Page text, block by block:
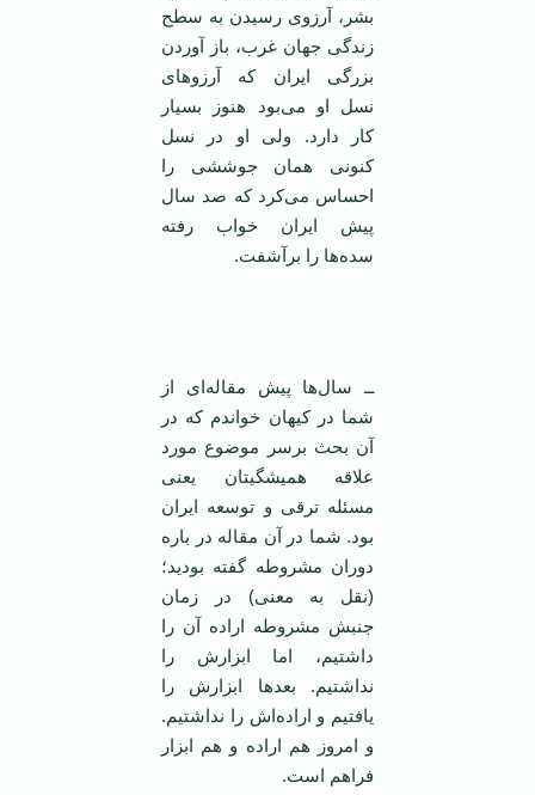
بشر، آرزوی رسیدن به سطح
زندگی جهان غرب، باز آوردن
بزرگی ایران که آرزوهای
نسل او می‌بود هنوز بسیار
کار دارد. ولی او در نسل
کنونی‌‌ همان جوششی را
احساس می‌کرد که صد سال
پیش ایران خواب رفته
سده‌ها را برآشفت.
ــ سال‌ها پیش مقاله‌ای از
شما در کیهان خواندم که در
آن بحث برسر موضوع مورد
علاقه همیشگیتان یعنی
مسئله ترقی و توسعه ایران
بود. شما در آن مقاله در باره
دوران مشروطه گفته بودید؛
(نقل به معنی) در زمان
جنبش مشروطه اراده آن را
داشتیم، اما ابزارش را
نداشتیم. بعد‌ها ابزارش را
یافتیم و اراده‌اش را نداشتیم.
و امروز هم اراده و هم ابزار
فراهم است.